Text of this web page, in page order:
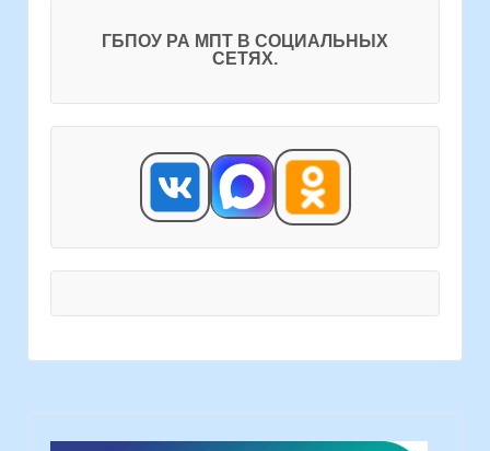
ГБПОУ РА МПТ В СОЦИАЛЬНЫХ
СЕТЯХ.